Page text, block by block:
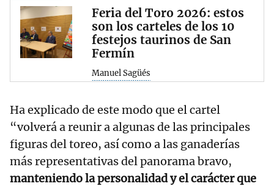
Feria del Toro 2026: estos
son los carteles de los 10
festejos taurinos de San
Fermín
Manuel Sagüés
Ha explicado de este modo que el cartel
“volverá a reunir a algunas de las principales
figuras del toreo, así como a las ganaderías
más representativas del panorama bravo,
manteniendo la personalidad y el carácter que